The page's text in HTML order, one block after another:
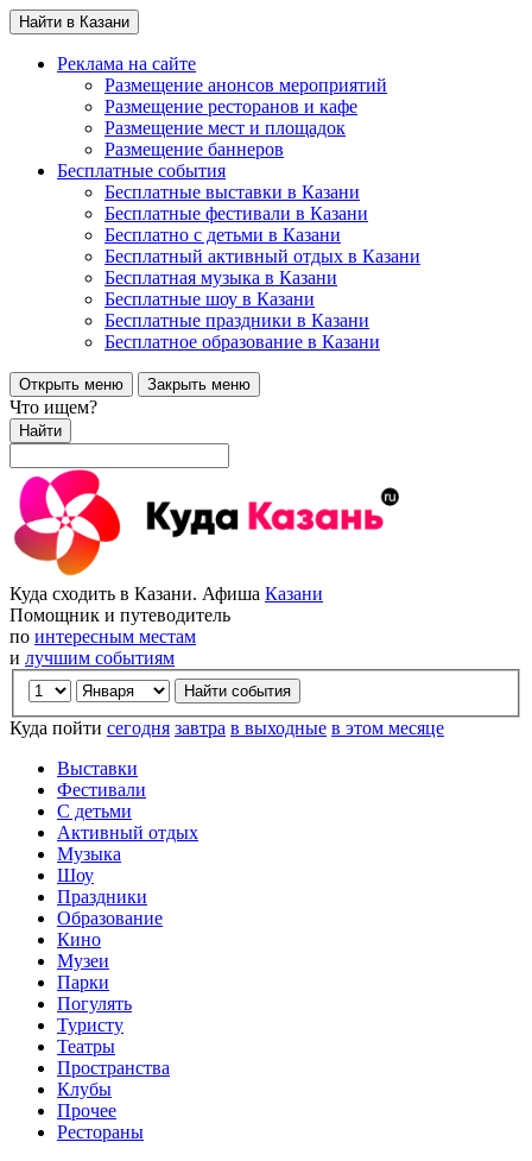
Найти в Казани
Реклама на сайте
Размещение анонсов мероприятий
Размещение ресторанов и кафе
Размещение мест и площадок
Размещение баннеров
Бесплатные события
Бесплатные выставки в Казани
Бесплатные фестивали в Казани
Бесплатно с детьми в Казани
Бесплатный активный отдых в Казани
Бесплатная музыка в Казани
Бесплатные шоу в Казани
Бесплатные праздники в Казани
Бесплатное образование в Казани
Открыть меню Закрыть меню
Что ищем?
Найти
Куда сходить в Казани. Афиша Казани
Помощник и путеводитель
по интересным местам
и лучшим событиям
Куда пойти сегодня завтра в выходные в этом месяце
Выставки
Фестивали
С детьми
Активный отдых
Музыка
Шоу
Праздники
Образование
Кино
Музеи
Парки
Погулять
Туристу
Театры
Пространства
Клубы
Прочее
Рестораны